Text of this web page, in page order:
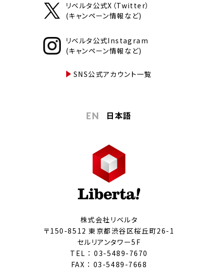
リベルタ公式X（Twitter）
(キャンペーン情報など)
リベルタ公式Instagram
(キャンペーン情報など)
SNS公式アカウント一覧
EN 日本語
株式会社リベルタ
〒150-8512 東京都渋谷区桜丘町26-1
セルリアンタワー5F
TEL ：03-5489-7670
FAX ： 03-5489-7668